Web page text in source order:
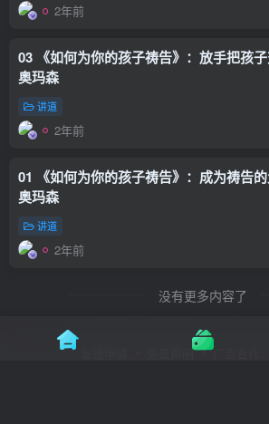
2年前
03 《如何为你的孩子祷告》：放手把孩
奥玛森
讲道
2年前
01 《如何为你的孩子祷告》：成为祷告
奥玛森
讲道
2年前
没有更多内容了
免责声明 广告合作